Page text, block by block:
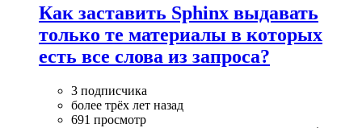
Как заставить Sphinx выдавать
только те материалы в которых
есть все слова из запроса?
3 подписчика
более трёх лет назад
691 просмотр